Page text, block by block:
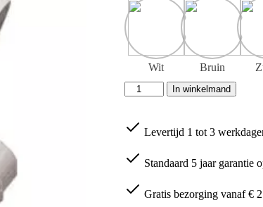
Wit Bruin
Inaba
Denko
140-
stuk
In winkelmand
Levertijd 1 tot 3
Standaard 5 jaar garantie
Gratis bezorging vanaf €